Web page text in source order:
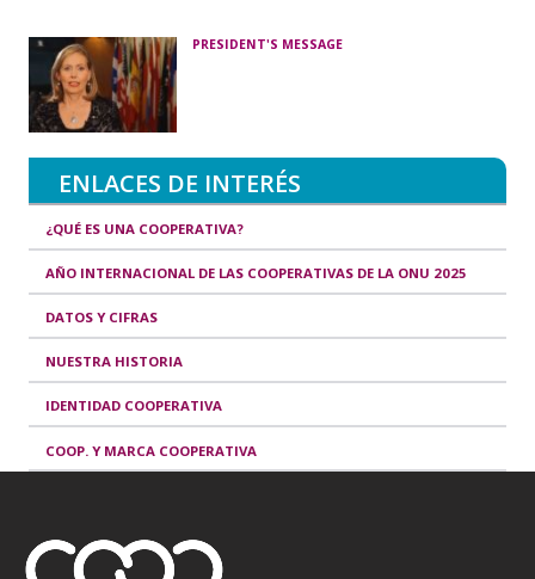
PRESIDENT'S MESSAGE
ENLACES DE INTERÉS
¿QUÉ ES UNA COOPERATIVA?
AÑO INTERNACIONAL DE LAS COOPERATIVAS DE LA ONU 2025
DATOS Y CIFRAS
NUESTRA HISTORIA
IDENTIDAD COOPERATIVA
COOP. Y MARCA COOPERATIVA